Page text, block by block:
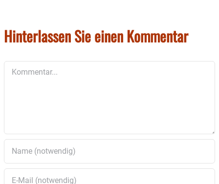
Hinterlassen Sie einen Kommentar